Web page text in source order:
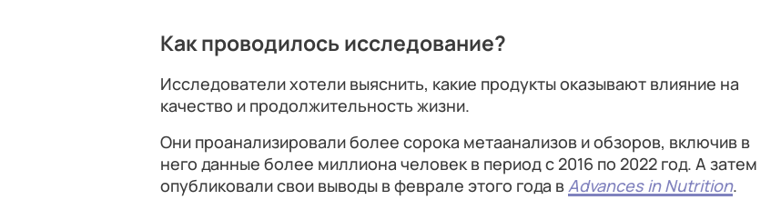
Как проводилось исследование?
Исследователи хотели выяснить, какие продукты оказывают влияние на
качество и продолжительность жизни.
Они проанализировали более сорока метаанализов и обзоров, включив в
него данные более миллиона человек в период с 2016 по 2022 год. А затем
опубликовали свои выводы в феврале этого года вAdvances in Nutrition.